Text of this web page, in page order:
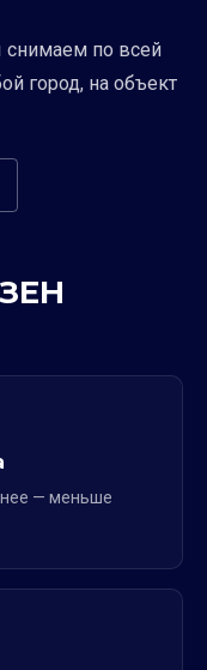
снимаем по всей
город, на объект
— меньше